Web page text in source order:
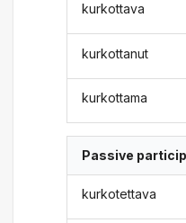
kurkottava
kurkottanut
kurkottama
Passive
kurkotettava